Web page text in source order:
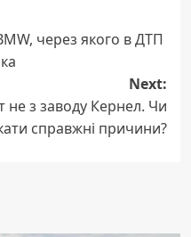
через якого в ДТП
Next:
не з заводу Кернел. Чи
справжні причини?